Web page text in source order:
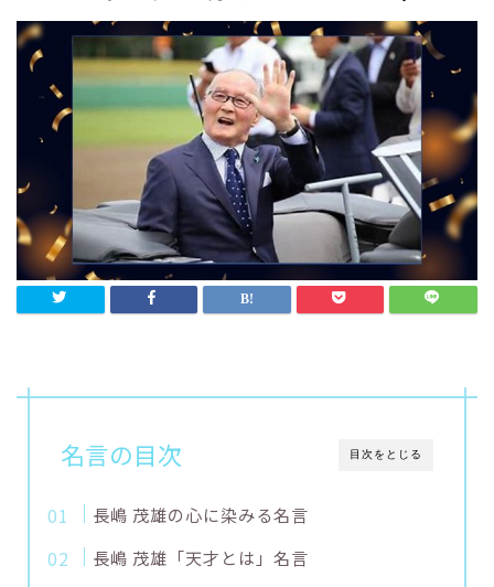
目次をとじる
名言の目次
長嶋 茂雄の心に染みる名言
長嶋 茂雄「天才とは」名言